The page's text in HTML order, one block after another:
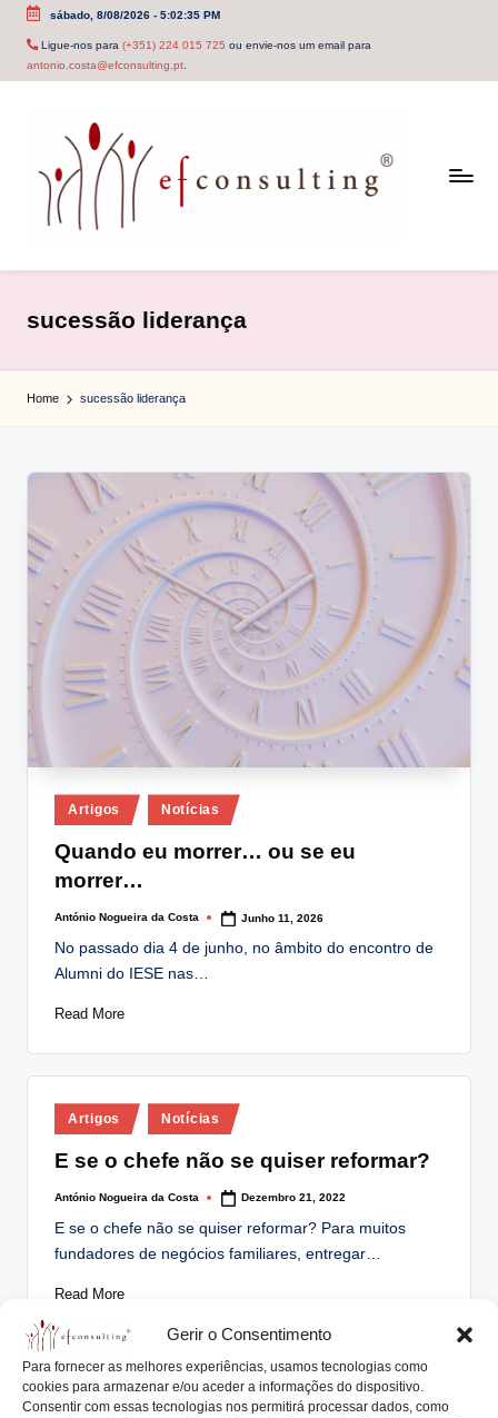
Gerir o Consentimento
Para fornecer as melhores experiências, usamos tecnologias como
cookies para armazenar e/ou aceder a informações do dispositivo.
Consentir com essas tecnologias nos permitirá processar dados, como
Skip
sábado, 8/08/2026- 5:02:36 PM
Ligue-nos para (+351) 224 015 725 ou envie-nos um email para
antonio.costa@efconsulting.pt.
c
o
n
u
i
g
.
t
sucessão liderança
Home sucessão liderança
Posted
in
Artigos Notícias
Quando eu morrer… ou se eu
morrer…
Posted
António Nogueira da Costa Junho 11, 2026
No passado dia 4 de junho, no âmbito do encontro de
Alumni do IESE nas…
Read More
Posted
in
Artigos Notícias
E se o chefe não se quiser reformar?
Posted
António Nogueira da Costa Dezembro 21, 2022
E se o chefe não se quiser reformar? Para muitos
fundadores de negócios familiares, entregar…
Read More
Posted
Artigos Notícias